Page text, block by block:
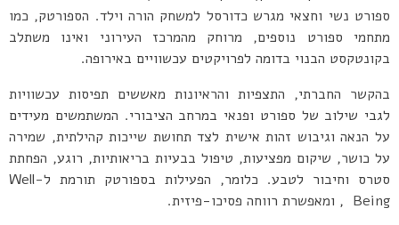
ספורט נשי וחצאי מגרש כדורסל למשחק הורה וילד. הספורטק, כמו
מתחמי ספורט נוספים, מרוחק מהמרכז העירוני ואינו משתלב
בקונטקסט הבנוי בדומה לפרויקטים עכשוויים באירופה.
בהקשר החברתי, התצפיות והראיונות מאששים תפיסות עכשוויות
לגבי שילוב של ספורט ופנאי במרחב הציבורי. המשתמשים מעידים
על הנאה וגיבוש זהות אישית לצד תחושת שייכות קהילתית, שמירה
על כושר, שיקום מפציעות, טיפול בבעיות בריאותיות, רוגע, הפחתת
סטרס וחיבור לטבע. כלומר, הפעילות בספורטק תורמת ל-Well
Being , ומאפשרת רווחה פסיכו-פיזית.